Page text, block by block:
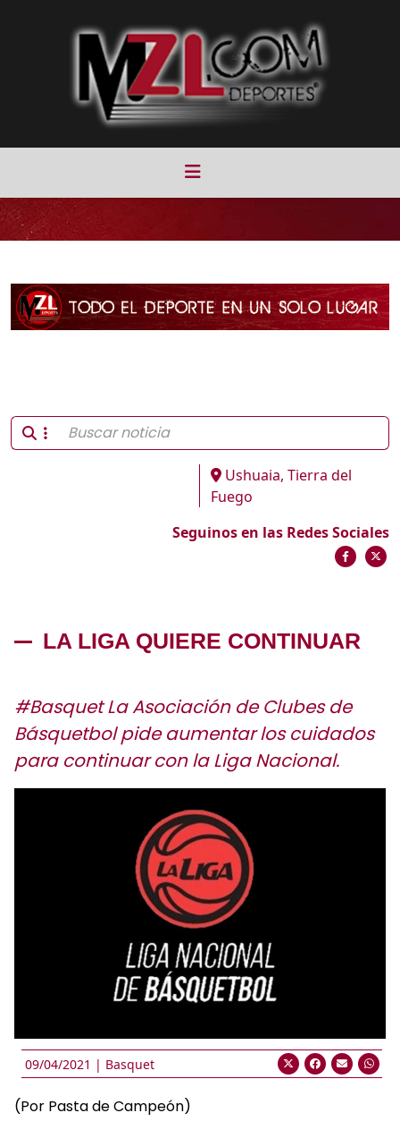
Ushuaia, Tierra del
Fuego
Seguinos en las Redes Sociales
LA LIGA QUIERE CONTINUAR
#Basquet La Asociación de Clubes de
Básquetbol pide aumentar los cuidados
para continuar con la Liga Nacional.
09/04/2021 | Basquet
(Por Pasta de Campeón)